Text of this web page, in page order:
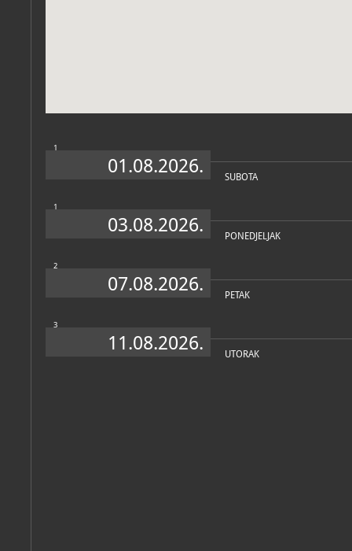
1
01.08.2026. SUBOTA
1
03.08.2026. PONEDJELJAK
2
07.08.2026. PETAK
3
11.08.2026. UTORAK